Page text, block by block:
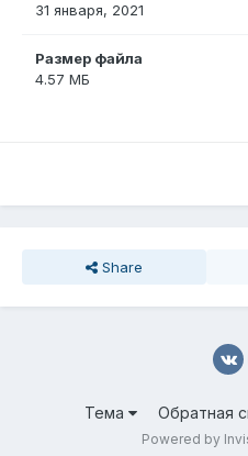
31 января, 2021
Размер файла
4.57 МБ
Share
Тема Обратная
Powered by